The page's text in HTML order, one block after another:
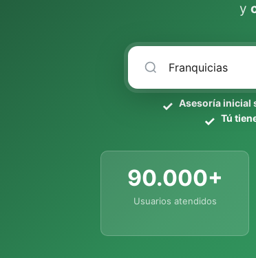
y
Asesoría inicial
Tú
90.000+
Usuarios atendidos